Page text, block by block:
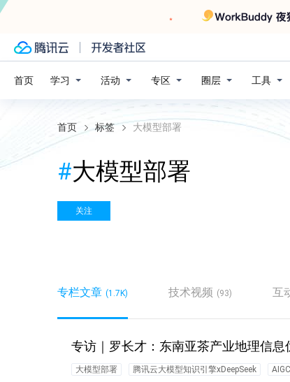
首页 学习 活动 专区 圈层 工具
首页 标签 大模型部署
#大模型部署
关注
专栏文章 (1.7K) 技术视频 (93) 互
专访｜罗长才：东南亚茶产业地理信
大模型部署 腾讯云大模型知识引擎xDeepSeek AIGC